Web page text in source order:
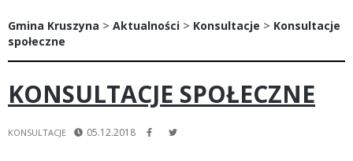
Gmina Kruszyna > Aktualności > Konsultacje > Konsultacje
społeczne
KONSULTACJE SPOŁECZNE
KONSULTACJE 05.12.2018